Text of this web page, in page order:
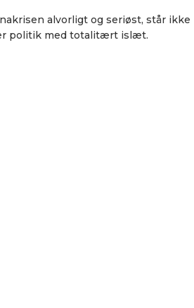
alvorligt og seriøst, står
politik med totalitært islæt.